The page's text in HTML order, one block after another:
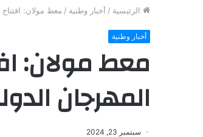
الرئيسية / أخبار وطنية / معط مولان:
أخبار وطنية
معط مولان:
المهرجان
سبتمبر 23, 2024